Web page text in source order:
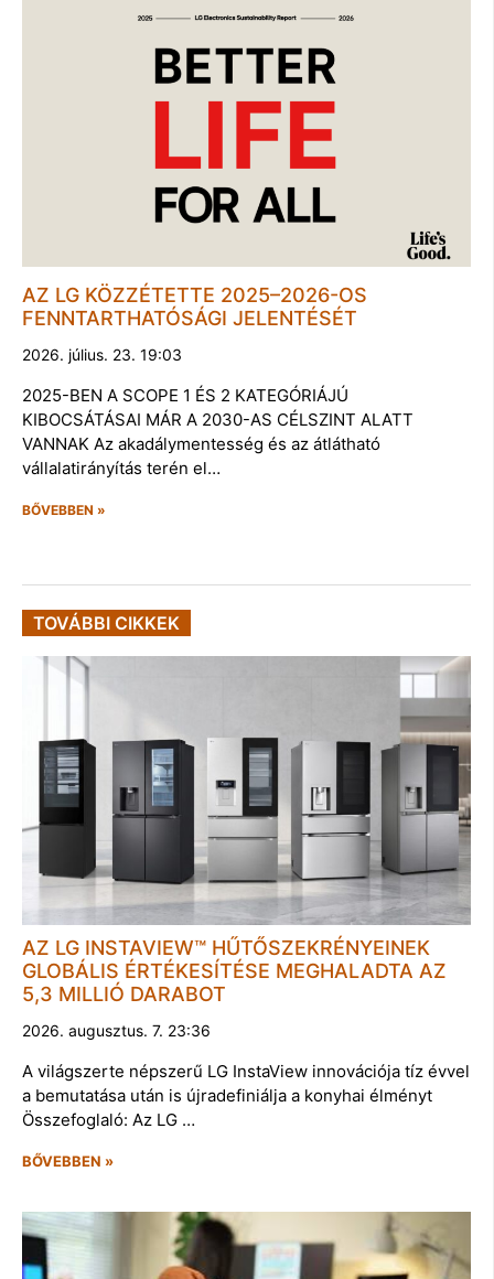
AZ LG KÖZZÉTETTE 2025–2026-OS
FENNTARTHATÓSÁGI JELENTÉSÉT
2026. július. 23. 19:03
2025-BEN A SCOPE 1 ÉS 2 KATEGÓRIÁJÚ
KIBOCSÁTÁSAI MÁR A 2030-AS CÉLSZINT ALATT
VANNAK Az akadálymentesség és az átlátható
vállalatirányítás terén el…
BŐVEBBEN »
TOVÁBBI CIKKEK
AZ LG INSTAVIEW™ HŰTŐSZEKRÉNYEINEK
GLOBÁLIS ÉRTÉKESÍTÉSE MEGHALADTA AZ
5,3 MILLIÓ DARABOT
2026. augusztus. 7. 23:36
A világszerte népszerű LG InstaView innovációja tíz évvel
a bemutatása után is újradefiniálja a konyhai élményt
Összefoglaló: Az LG …
BŐVEBBEN »